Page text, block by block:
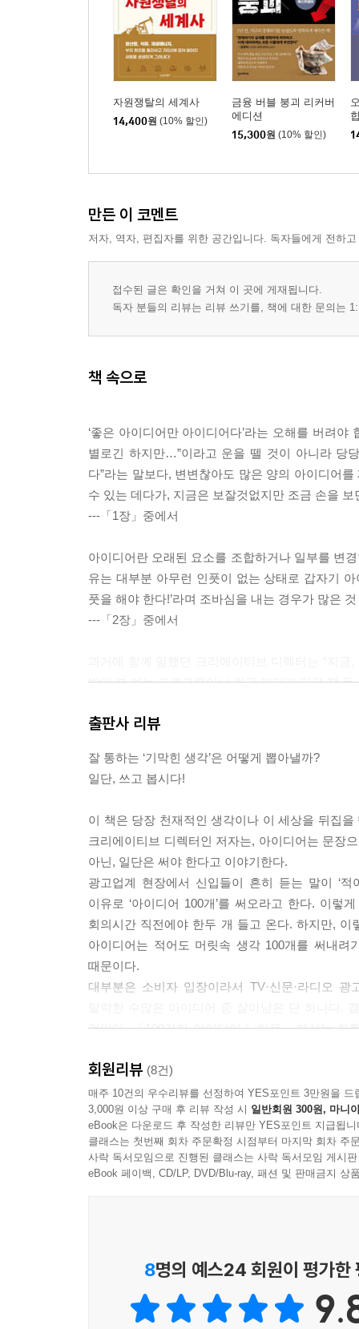
아이디어 스킬 ⑪ 다른 일을 하면서 아이디어를 떠
따분한 회의를 효과적으로 활용하는 방법
아이디어 스킬 ⑫ 결과에서 역산한다
단점을 발견한다
아이디어 스킬 ⑭ 부정적인 발상
아이디어 스킬 ⑮ 뒤집어서 생각한다
아이디어 스킬 번외편 ② 리더를 정한다
아이디어 스킬 번외편 ④ 24시간 보류한다
히트작을 만드는 2가지 기준 / 진품을 많이 접한다
선택 기술 ③ 타인의 의견을 순수하게 받아들인다
선택 기술 ④ 외부인에게 보여준다
선택 스킬 ⑦ 버린다
제5장 실천편: 아이디어를 100개 생각해내면, 여기
미션! 배달용 신메뉴를 개발하라
일단은, 인풋
새로운 햄버거 아이디어를 100개 생각해보다
마지막은 과제로 돌아가서 선택한다
저자 인터뷰
자원쟁탈의 세계사
14,400원 (10% 할인)
금융 버블 붕괴 리커버
에디션
15,300원 (10% 할인)
만든 이 코멘트
저자, 역자, 편집자를 위한 공간입니다. 독자들에게 전하
접수된 글은 확인을 거쳐 이 곳에 게재됩니다.
독자 분들의 리뷰는 리뷰 쓰기를, 책에 대한 문의는
책 속으로
‘좋은 아이디어만 아이디어다’라는 오해를 버려
별로긴 하지만…”이라고 운을 뗄 것이 아니라 당
다”라는 말보다, 변변찮아도 많은 양의 아이디어
수 있는 데다가, 지금은 보잘것없지만 조금 손을
---「1장」중에서
아이디어란 오래된 요소를 조합하거나 일부를 변
유는 대부분 아무런 인풋이 없는 상태로 갑자기
풋을 해야 한다!’라며 조바심을 내는 경우가 많은
---「2장」중에서
밤에 본 예능 프로그램이나 최근 재밌게 읽은 책
것입니다.
좋은 아이디어는 반드시 단문으로 설명 가능합니
합니다. 크면 클수록 좋습니다. 인간은 생리적으
즐겁습니다.
---「3장」중에서
아이디어는 글로 쓰는 것이라고 거듭 설명해왔지
정돈된 형태로 문장을 쓰려면 생각보다 정성이
다. 사실, 시시한 아이디어를 내는 것도 결코 쉬운
태. 아이디어를 떠올리는 데 자신이 없는 사람에게
---「3장」중에서
니다. 오히려 주위 환경과의 대비로 인해 아이디어
---「4장」중에서
반복해서 이야기했듯 아이디어 발상을 위해서는
구는 노트나 스마트폰 메모, 워드 등 뭐든지 좋습
활자화해야 아이디어는 진짜 아이디어가 됩니다.
출판사 리뷰
잘 통하는 ‘기막힌 생각’은 어떻게 뽑아낼까?
일단, 쓰고 봅시다!
이 책은 당장 천재적인 생각이나 이 세상을 뒤집
크리에이티브 디렉터인 저자는, 아이디어는 문장
아닌, 일단은 써야 한다고 이야기한다.
광고업계 현장에서 신입들이 흔히 듣는 말이 ‘
이유로 ‘아이디어 100개’를 써오라고 한다. 이
회의시간 직전에야 한두 개 들고 온다. 하지만,
아이디어는 적어도 머릿속 생각 100개를 써내
때문이다.
대부분은 소비자 입장이라서 TV·신문·라디오
것이다. 『100가지 아이디어 노하우』에서는 최
생각하고, 궁리하고, 100개를 쓰는
아이디어 노하우의 기술!
크리에이티브한 광고업계가 아니라도 모든 일에서
수도 있지만, 단순 업무라도 좀 더 효율적으로 하
마지막 5장에서는 ‘햄버거 브랜드 배달용 신메뉴
회원리뷰 (8건)
매주 10건의 우수리뷰를 선정하여 YES포인트 3만원을 드
3,000원 이상 구매 후 리뷰 작성 시 일반회원 300원, 마니
eBook은 다운로드 후 작성한 리뷰만 YES포인트 지급됩니
클래스는 첫번째 회차 주문확정 시점부터 마지막 회차 주
사락 독서모임으로 진행된 클래스는 사락 독서모임 게시
eBook 페이백, CD/LP, DVD/Blu-ray, 패션 및 판매금지 상
8명의 예스24 회원이 평가한